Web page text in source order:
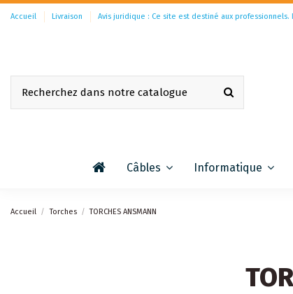
Accueil Livraison Avis juridique : Ce site est destiné aux
Câbles Informatique
Accueil Torches TORCHES ANSMANN